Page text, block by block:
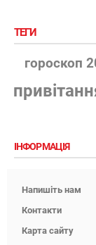
ТЕГИ
гороскоп
ІНФОРМАЦІЯ
Напишіть нам
Контакти
Карта сайту